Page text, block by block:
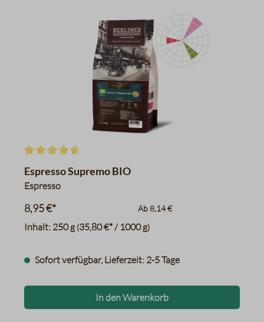
Datentabelle für das
Karamell
würzig
Honigmelone
Durchschnittliche Bewertung von 4.7 von 5 Sternen
Espresso Supremo BIO
Espresso
Inhalt: 250 g(35,80 €* / 1000 g)
8,95 €* Ab 8,14 €
Sofort verfügbar, Lieferzeit: 2-5 Tage
In den Warenkorb